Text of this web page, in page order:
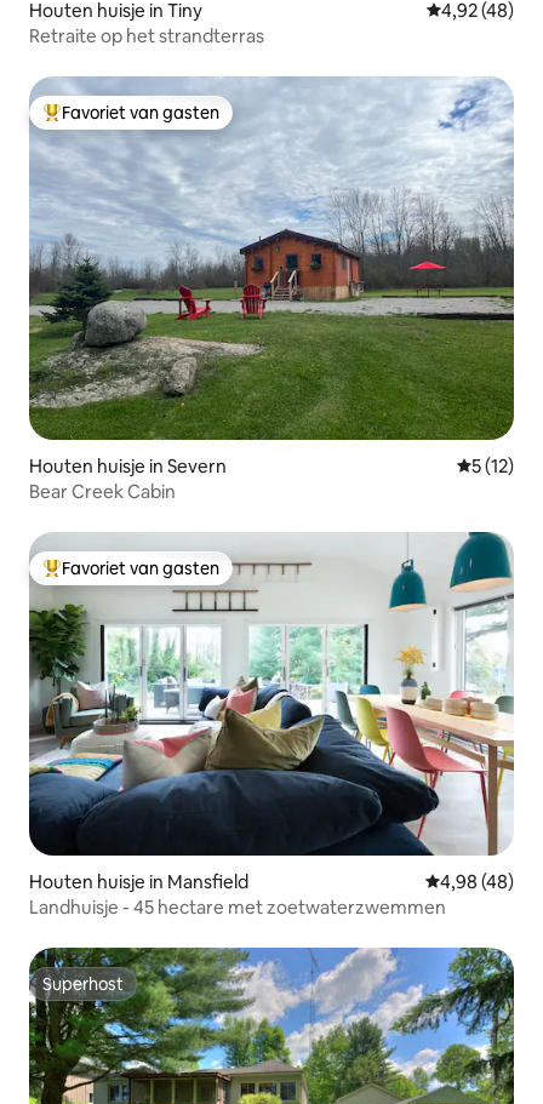
Houten huisje in Tiny Gemiddelde
4,92 (48)
Retraite op het strandterras
Topfavoriet van gasten
Favoriet van gasten
Houten huisje in Severn
5 (12)
Bear Creek Cabin
Topfavoriet van gasten
Favoriet van gasten
Houten huisje in Mansfield Gemiddelde
4,98 (48)
Landhuisje - 45 hectare met zoetwaterzwemmen
Superhost
Superhost